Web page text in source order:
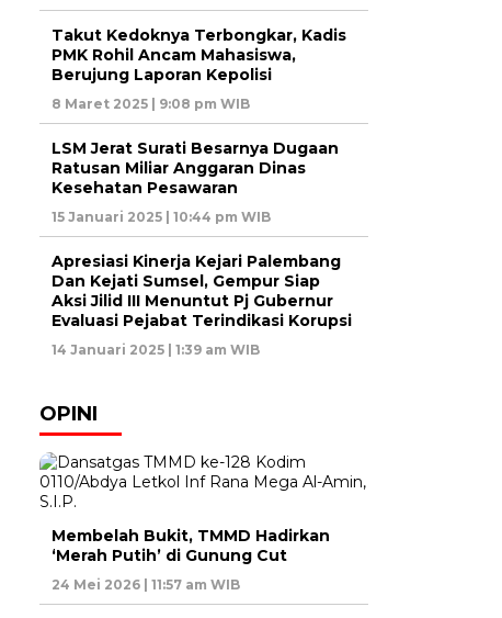
Takut Kedoknya Terbongkar, Kadis
PMK Rohil Ancam Mahasiswa,
Berujung Laporan Kepolisi
8 Maret 2025 | 9:08 pm WIB
LSM Jerat Surati Besarnya Dugaan
Ratusan Miliar Anggaran Dinas
Kesehatan Pesawaran
15 Januari 2025 | 10:44 pm WIB
Apresiasi Kinerja Kejari Palembang
Dan Kejati Sumsel, Gempur Siap
Aksi Jilid III Menuntut Pj Gubernur
Evaluasi Pejabat Terindikasi Korupsi
14 Januari 2025 | 1:39 am WIB
OPINI
Membelah Bukit, TMMD Hadirkan
‘Merah Putih’ di Gunung Cut
24 Mei 2026 | 11:57 am WIB